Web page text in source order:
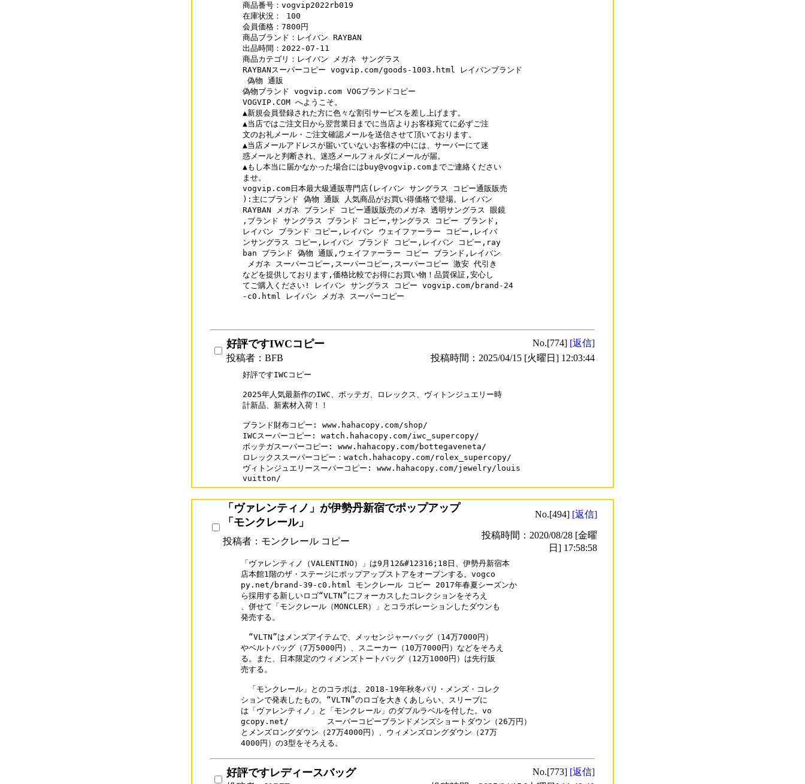
商品番号：vogvip2022rb019
在庫状況： 100
会員価格：7800円
商品ブランド：レイバン RAYBAN
出品時間：2022-07-11
商品カテゴリ：レイバン メガネ サングラス
RAYBANスーパーコピー vogvip.com/goods-1003.html レイバンブランド
偽物 通販
偽物ブランド vogvip.com VOGブランドコピー
VOGVIP.COM へようこそ。
▲新規会員登録された方に色々な割引サービスを差し上げます。
▲当店ではご注文日から翌営業日までに当店よりお客様宛てに必ずご注
文のお礼メール・ご注文確認メールを送信させて頂いております。
▲当店メールアドレスが届いていないお客様の中には、サーバーにて迷
惑メールと判断され、迷惑メールフォルダにメールが届。
▲もし本当に届かなかった場合にはbuy@vogvip.comまでご連絡ください
ませ。
vogvip.com日本最大級通販専門店(レイバン サングラス コピー通販販売
):主にブランド 偽物 通販 人気商品がお買い得価格で登場。レイバン
RAYBAN メガネ ブランド コピー通販販売のメガネ 透明サングラス 眼鏡
,ブランド サングラス ブランド コピー,サングラス コピー ブランド,
レイバン ブランド コピー,レイバン ウェイファーラー コピー,レイバ
ンサングラス コピー,レイバン ブランド コピー,レイバン コピー,ray
ban ブランド 偽物 通販,ウェイファーラー コピー ブランド,レイバン
メガネ スーパーコピー,スーパーコピー,スーパーコピー 激安 代引き
などを提供しております,価格比較でお得にお買い物！品質保証,安心し
てご購入ください! レイバン サングラス コピー vogvip.com/brand-24
-c0.html レイバン メガネ スーパーコピー
好評ですIWCコピー No.[774] [返信]
投稿者：BFB
投稿時間：2025/04/15 [火曜日] 12:03:44
好評ですIWCコピー
2025年人気最新作のIWC、ボッテガ、ロレックス、ヴィトンジュエリー時
計新品、新素材入荷！！
ブランド財布コピー: www.hahacopy.com/shop/
IWCスーパーコピー: watch.hahacopy.com/iwc_supercopy/
ボッテガスーパーコピー: www.hahacopy.com/bottegaveneta/
ロレックススーパーコピー：watch.hahacopy.com/rolex_supercopy/
ヴィトンジュエリースーパーコピー: www.hahacopy.com/jewelry/louis
vuitton/
「ヴァレンティノ」が伊勢丹新宿でポップアップ
「モンクレール」
No.[494] [返信]
投稿者：モンクレール コピー
投稿時間：2020/08/28 [金曜
日] 17:58:58
「ヴァレンティノ（VALENTINO）」は9月12&#12316;18日、伊勢丹新宿本
店本館1階のザ・ステージにポップアップストアをオープンする。vogco
py.net/brand-39-c0.html	モンクレール コピー 2017年春夏シーズンか
ら採用する新しいロゴ“VLTN”にフォーカスしたコレクションをそろえ
、併せて「モンクレール（MONCLER）」とコラボレーションしたダウンも
発売する。
“VLTN”はメンズアイテムで、メッセンジャーバッグ（14万7000円）
やベルトバッグ（7万5000円）、スニーカー（10万7000円）などをそろえ
る。また、日本限定のウィメンズトートバッグ（12万1000円）は先行販
売する。
「モンクレール」とのコラボは、2018-19年秋冬パリ・メンズ・コレク
ションで発表したもの。“VLTN”のロゴを大きくあしらい、スリーブに
は「ヴァレンティノ」と「モンクレール」のダブルラベルを付した。vo
gcopy.net/	  スーパーコピーブランドメンズショートダウン（26万円）
とメンズロングダウン（27万4000円）、ウィメンズロングダウン（27万
4000円）の3型をそろえる。
好評ですレディースバッグ No.[773] [返信]